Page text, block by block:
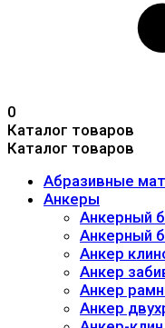
0
Каталог товаров
Каталог товаров
Абразивные
Анкеры
Анкерный
Анкерный
Анкер
Анкер
Анкер
Анкер